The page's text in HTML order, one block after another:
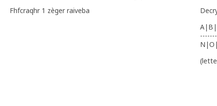
Fhfcraqhr 1 zèger raiveba